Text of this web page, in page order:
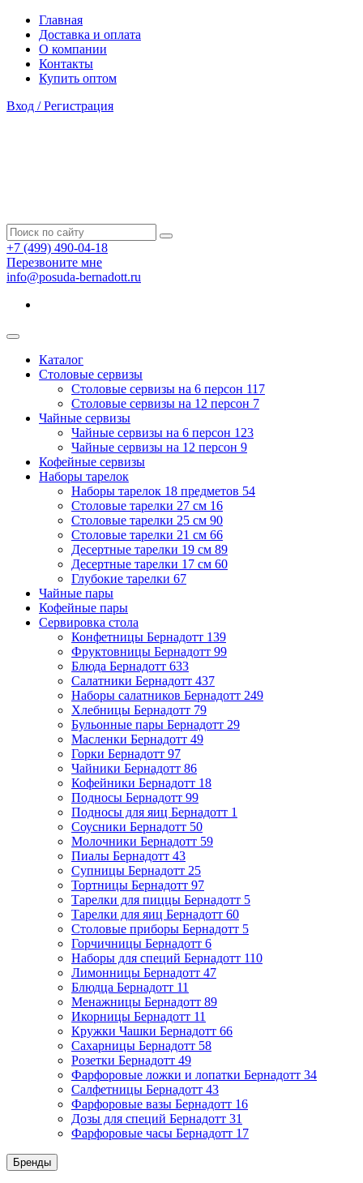
Главная
Доставка и оплата
О компании
Контакты
Купить оптом
Вход / Регистрация
+7 (499) 490-04-18
Перезвоните мне
info@posuda-bernadott.ru
Каталог
Столовые сервизы
Столовые сервизы на 6 персон 117
Столовые сервизы на 12 персон 7
Чайные сервизы
Чайные сервизы на 6 персон 123
Чайные сервизы на 12 персон 9
Кофейные сервизы
Наборы тарелок
Наборы тарелок 18 предметов 54
Столовые тарелки 27 см 16
Столовые тарелки 25 см 90
Столовые тарелки 21 см 66
Десертные тарелки 19 см 89
Десертные тарелки 17 см 60
Глубокие тарелки 67
Чайные пары
Кофейные пары
Сервировка стола
Конфетницы Бернадотт 139
Фруктовницы Бернадотт 99
Блюда Бернадотт 633
Салатники Бернадотт 437
Наборы салатников Бернадотт 249
Хлебницы Бернадотт 79
Бульонные пары Бернадотт 29
Масленки Бернадотт 49
Горки Бернадотт 97
Чайники Бернадотт 86
Кофейники Бернадотт 18
Подносы Бернадотт 99
Подносы для яиц Бернадотт 1
Соусники Бернадотт 50
Молочники Бернадотт 59
Пиалы Бернадотт 43
Супницы Бернадотт 25
Тортницы Бернадотт 97
Тарелки для пиццы Бернадотт 5
Тарелки для яиц Бернадотт 60
Столовые приборы Бернадотт 5
Горчичницы Бернадотт 6
Наборы для специй Бернадотт 110
Лимонницы Бернадотт 47
Блюдца Бернадотт 11
Менажницы Бернадотт 89
Икорницы Бернадотт 11
Кружки Чашки Бернадотт 66
Сахарницы Бернадотт 58
Розетки Бернадотт 49
Фарфоровые ложки и лопатки Бернадотт 34
Салфетницы Бернадотт 43
Фарфоровые вазы Бернадотт 16
Дозы для специй Бернадотт 31
Фарфоровые часы Бернадотт 17
Бренды